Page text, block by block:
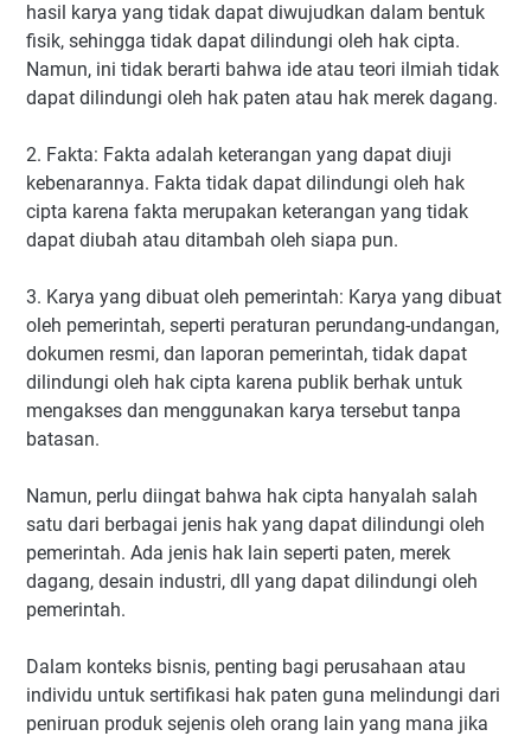
hasil karya yang tidak dapat diwujudkan dalam bentuk
fisik, sehingga tidak dapat dilindungi oleh hak cipta.
Namun, ini tidak berarti bahwa ide atau teori ilmiah tidak
dapat dilindungi oleh hak paten atau hak merek dagang.
2. Fakta: Fakta adalah keterangan yang dapat diuji
kebenarannya. Fakta tidak dapat dilindungi oleh hak
cipta karena fakta merupakan keterangan yang tidak
dapat diubah atau ditambah oleh siapa pun.
3. Karya yang dibuat oleh pemerintah: Karya yang dibuat
oleh pemerintah, seperti peraturan perundang-undangan,
dokumen resmi, dan laporan pemerintah, tidak dapat
dilindungi oleh hak cipta karena publik berhak untuk
mengakses dan menggunakan karya tersebut tanpa
batasan.
Namun, perlu diingat bahwa hak cipta hanyalah salah
satu dari berbagai jenis hak yang dapat dilindungi oleh
pemerintah. Ada jenis hak lain seperti paten, merek
dagang, desain industri, dll yang dapat dilindungi oleh
pemerintah.
Dalam konteks bisnis, penting bagi perusahaan atau
individu untuk sertifikasi hak paten guna melindungi dari
peniruan produk sejenis oleh orang lain yang mana jika